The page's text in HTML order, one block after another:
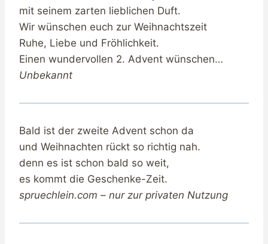
mit seinem zarten lieblichen Duft.
Wir wünschen euch zur Weihnachtszeit
Ruhe, Liebe und Fröhlichkeit.
Einen wundervollen 2. Advent wünschen…
Unbekannt
Bald ist der zweite Advent schon da
und Weihnachten rückt so richtig nah.
denn es ist schon bald so weit,
es kommt die Geschenke-Zeit.
spruechlein.com – nur zur privaten Nutzung